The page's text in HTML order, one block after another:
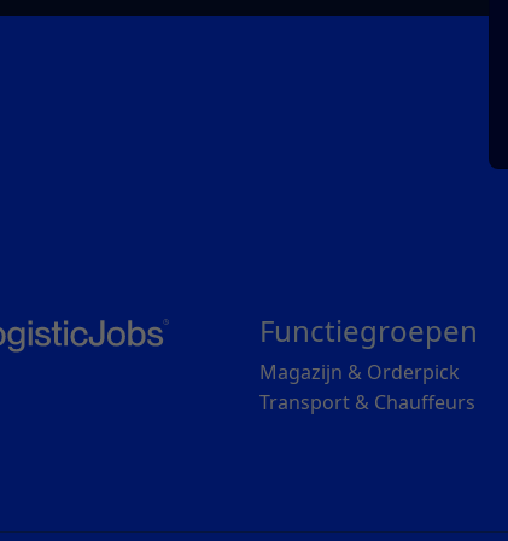
Functiegroepen
Magazijn & Orderpick
Transport & Chauffeurs